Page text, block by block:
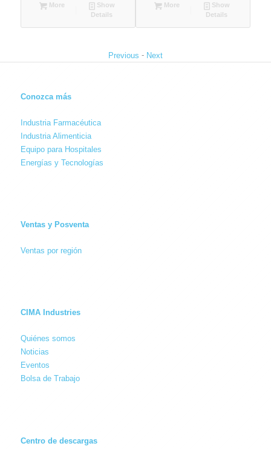
More
Show
Details
More
Show
Details
Previous - Next
Conozca más
Industria Farmacéutica
Industria Alimenticia
Equipo para Hospitales
Energías y Tecnologías
Ventas y Posventa
Ventas por región
CIMA Industries
Quiénes somos
Noticias
Eventos
Bolsa de Trabajo
Centro de descargas